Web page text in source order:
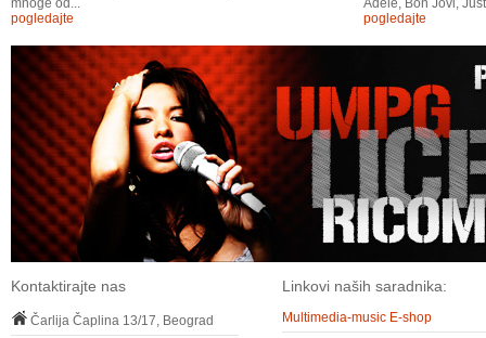
mnoge od...
pogledajte
Adele, Bon Jovi,
pogledajte
Kontaktirajte nas
Čarlija Čaplina 13/17, Beograd
Linkovi naših saradnika:
Multimedia-music E-shop